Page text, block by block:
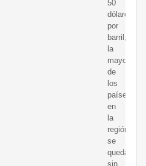
50
dólares
por
barril,
la
mayoría
de
los
países
en
la
región
se
quedará
sin